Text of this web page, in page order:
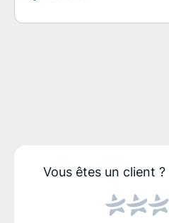
Vous êtes un client ?